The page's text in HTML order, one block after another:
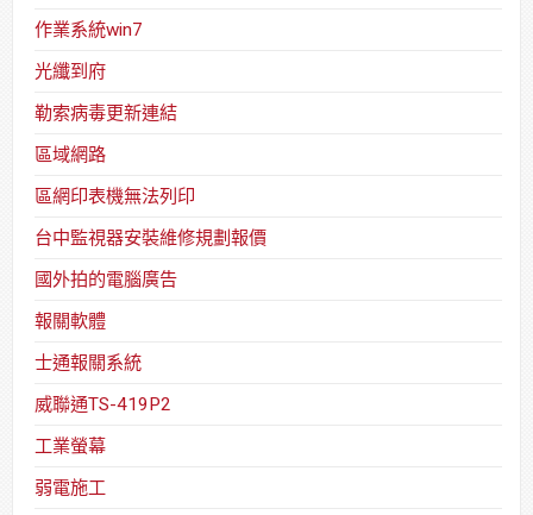
作業系統win7
光纖到府
勒索病毒更新連結
區域網路
區網印表機無法列印
台中監視器安裝維修規劃報價
國外拍的電腦廣告
報關軟體
士通報關系統
威聯通TS-419P2
工業螢幕
弱電施工